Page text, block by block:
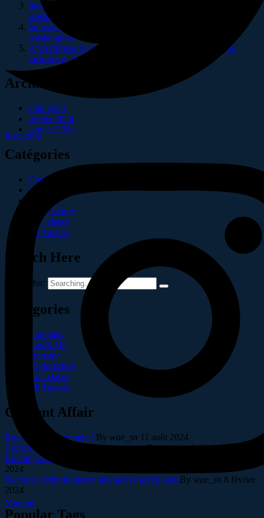
Instagram
Youtube
Industrie
washingtons
Industrie
washingtons
A WordPress Commenter
Interactive technologies in
factories and plants
Archives
août 2024
février 2024
janvier 2024
Catégories
Company
Gas & Oil
Industry
Manufacture
Non classé
Oil Factory
Search Here
Search for:
Catégories
Company
Gas & Oil
Industry
Manufacture
Non classé
Oil Factory
Current Affair
Bonjour tout le monde ! By wae_sn 11 août 2024
Construction of a new high tech plantBywae_sn8 février 2024
Building resilient supply chains for industries
2024
Factories technologies in interactive and plants By wae_sn 8 février
2024
Popular Tags